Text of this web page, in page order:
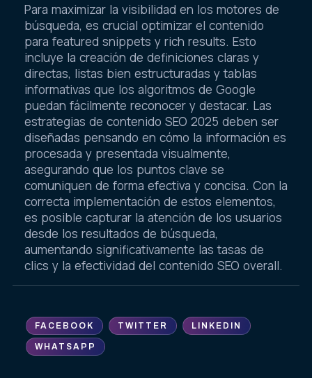
Para maximizar la visibilidad en los motores de
búsqueda, es crucial optimizar el contenido
para featured snippets y rich results. Esto
incluye la creación de definiciones claras y
directas, listas bien estructuradas y tablas
informativas que los algoritmos de Google
puedan fácilmente reconocer y destacar. Las
estrategias de contenido SEO 2025 deben ser
diseñadas pensando en cómo la información es
procesada y presentada visualmente,
asegurando que los puntos clave se
comuniquen de forma efectiva y concisa. Con la
correcta implementación de estos elementos,
es posible capturar la atención de los usuarios
desde los resultados de búsqueda,
aumentando significativamente las tasas de
clics y la efectividad del contenido SEO overall.
FACEBOOK TWITTER LINKEDIN
WHATSAPP